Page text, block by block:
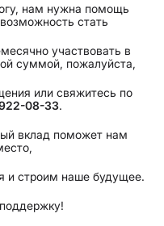
нам нужна помощь
стать
участвовать в
суммой, пожалуйста,
или свяжитесь по
922-08-33.
вклад поможет нам
и строим наше будущее.